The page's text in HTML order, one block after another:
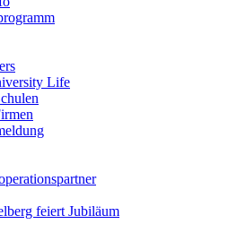
Life
feiert Jubiläum